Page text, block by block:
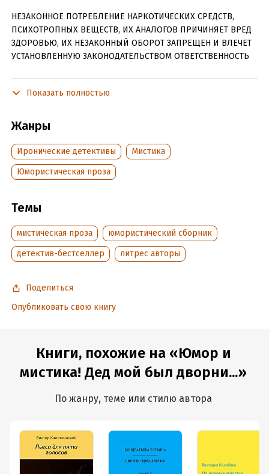
НЕЗАКОННОЕ ПОТРЕБЛЕНИЕ НАРКОТИЧЕСКИХ СРЕДСТВ,
ПСИХОТРОПНЫХ ВЕЩЕСТВ, ИХ АНАЛОГОВ ПРИЧИНЯЕТ ВРЕД
ЗДОРОВЬЮ, ИХ НЕЗАКОННЫЙ ОБОРОТ ЗАПРЕЩЕН И ВЛЕЧЕТ
УСТАНОВЛЕННУЮ ЗАКОНОДАТЕЛЬСТВОМ ОТВЕТСТВЕННОСТЬ
рассказ «Дед мой был дворником» - это калейдоскоп
современной жизни обычных людей. Второй рассказ «Тайна
старинной кружки» - увлекательный детектив с элементами
мистики и юмора. Впервые опубликован в 2016 году.
Подробная информация
Дата написания:12 августа 2018
Объем:258444
Год издания:2019
Показать полностью
Жанры
Иронические детективы
Мистика
Юмористическая проза
Темы
мистическая проза
юмористический сборник
детектив-бестселлер
литрес авторы
Поделиться
Опубликовать свою книгу
Книги, похожие на «Юмор и
мистика! Дед мой был дворни...»
По жанру, теме или стилю автора